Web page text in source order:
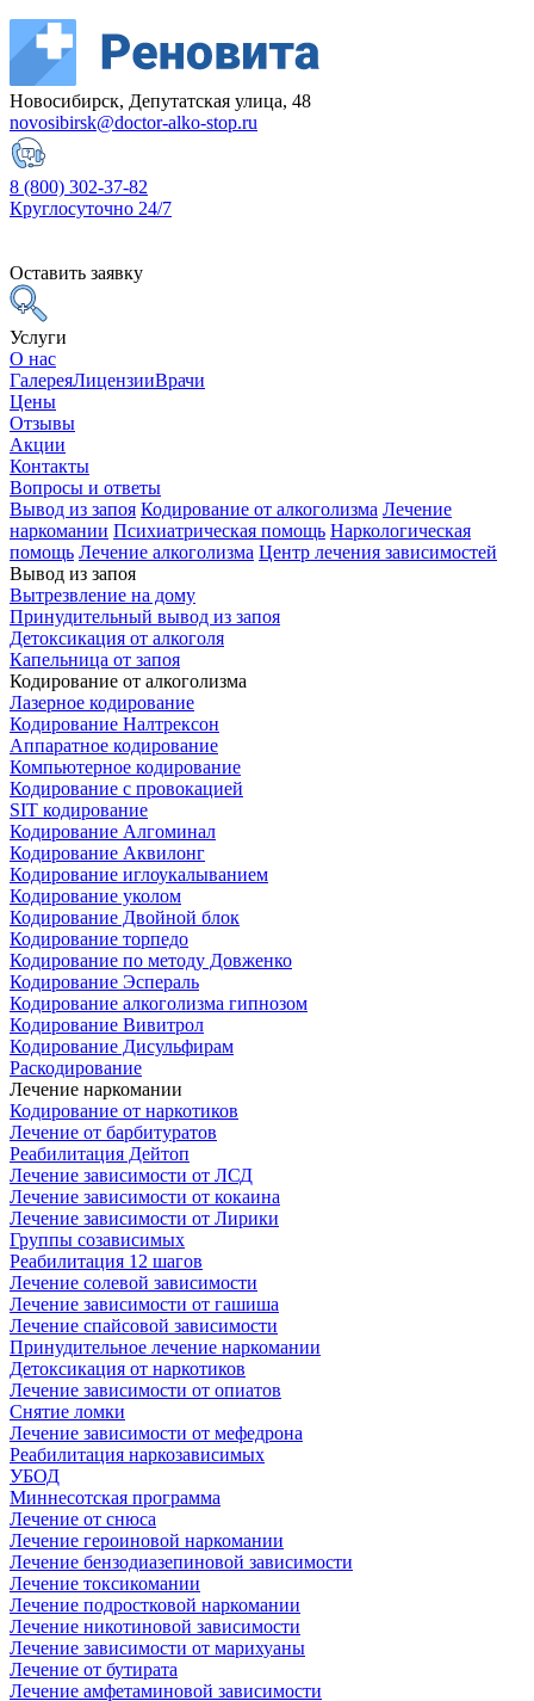
Новосибирск, Депутатская улица, 48
novosibirsk@doctor-alko-stop.ru
8 (800) 302-37-82
Круглосуточно 24/7
Оставить заявку
Услуги
О нас
ГалереяЛицензииВрачи
Цены
Отзывы
Акции
Контакты
Вопросы и ответы
Вывод из запоя Кодирование от алкоголизма Лечение
наркомании Психиатрическая помощь Наркологическая
помощь Лечение алкоголизма Центр лечения зависимостей
Вывод из запоя
Вытрезвление на дому
Принудительный вывод из запоя
Детоксикация от алкоголя
Капельница от запоя
Кодирование от алкоголизма
Лазерное кодирование
Кодирование Налтрексон
Аппаратное кодирование
Компьютерное кодирование
Кодирование с провокацией
SIT кодирование
Кодирование Алгоминал
Кодирование Аквилонг
Кодирование иглоукалыванием
Кодирование уколом
Кодирование Двойной блок
Кодирование торпедо
Кодирование по методу Довженко
Кодирование Эспераль
Кодирование алкоголизма гипнозом
Кодирование Вивитрол
Кодирование Дисульфирам
Раскодирование
Лечение наркомании
Кодирование от наркотиков
Лечение от барбитуратов
Реабилитация Дейтоп
Лечение зависимости от ЛСД
Лечение зависимости от кокаина
Лечение зависимости от Лирики
Группы созависимых
Реабилитация 12 шагов
Лечение солевой зависимости
Лечение зависимости от гашиша
Лечение спайсовой зависимости
Принудительное лечение наркомании
Детоксикация от наркотиков
Лечение зависимости от опиатов
Снятие ломки
Лечение зависимости от мефедрона
Реабилитация наркозависимых
УБОД
Миннесотская программа
Лечение от снюса
Лечение героиновой наркомании
Лечение бензодиазепиновой зависимости
Лечение токсикомании
Лечение подростковой наркомании
Лечение никотиновой зависимости
Лечение зависимости от марихуаны
Лечение от бутирата
Лечение амфетаминовой зависимости